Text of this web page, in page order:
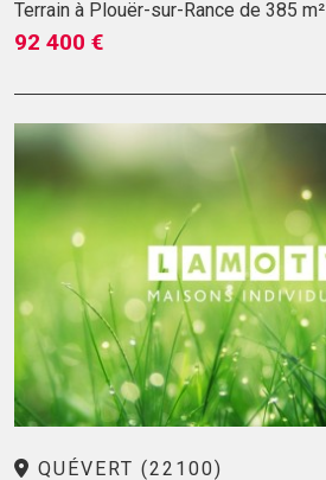
Terrain à Plouër-sur-Rance de 385 m²
92 400 €
QUÉVERT (22100)